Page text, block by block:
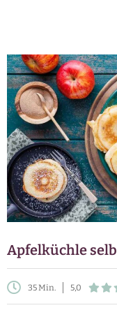
Apfelküchle
35 Min. 5,0